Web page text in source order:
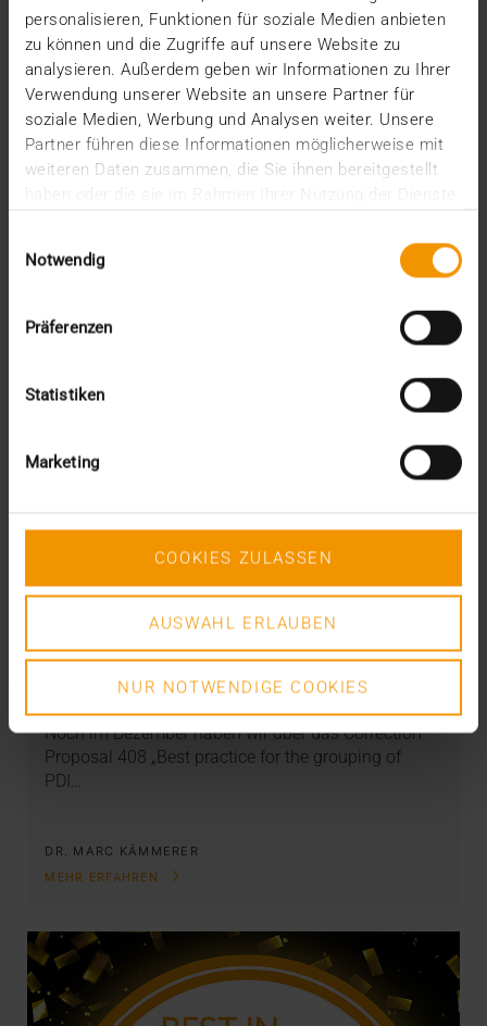
personalisieren, Funktionen für soziale Medien anbieten
zu können und die Zugriffe auf unsere Website zu
analysieren. Außerdem geben wir Informationen zu Ihrer
Verwendung unserer Website an unsere Partner für
soziale Medien, Werbung und Analysen weiter. Unsere
Partner führen diese Informationen möglicherweise mit
weiteren Daten zusammen, die Sie ihnen bereitgestellt
Notwendig
Präferenzen
Statistiken
Marketing
COOKIES ZULASSEN
AUSWAHL ERLAUBEN
NUR NOTWENDIGE COOKIES
Jahres.…
VISUS HEALTH IT
MEHR ERFAHREN
STANDARD ECHO
DICOM E-Mail goes IHE – endlich!
08.02.2019
Noch im Dezember haben wir über das Correction
Proposal 408 „Best practice for the grouping of
PDI…
DR. MARC KÄMMERER
MEHR ERFAHREN